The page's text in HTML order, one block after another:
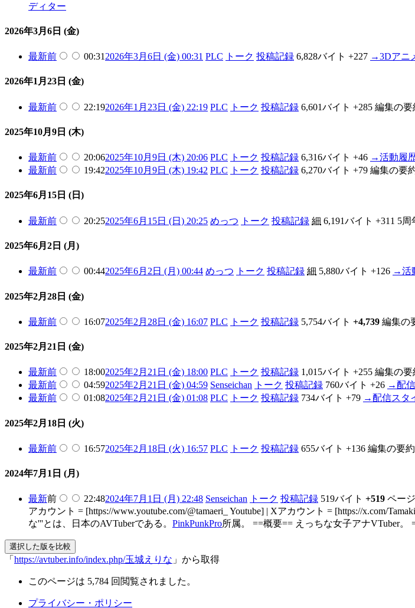
ディター
2026年3月6日 (金)
最新前 00:31 2026年3月6日 (金) 00:31 PLC トーク 投稿記録 6,828バイト +227 →3Dアニ
2026年1月23日 (金)
最新前 22:192026年1月23日 (金) 22:19 PLC トーク 投稿記録 6,601バイト +285 編集の要
2025年10月9日 (木)
最新前 20:062025年10月9日 (木) 20:06 PLC トーク 投稿記録 6,316バイト +46 →活動履
最新前 19:422025年10月9日 (木) 19:42 PLC トーク 投稿記録 6,270バイト +79 編集の要
2025年6月15日 (日)
最新前 20:252025年6月15日 (日) 20:25 めっつ トーク 投稿記録 細 6,191バイト +311 5周
2025年6月2日 (月)
最新前 00:442025年6月2日 (月) 00:44 めっつ トーク 投稿記録 細 5,880バイト +126 →活
2025年2月28日 (金)
最新前 16:072025年2月28日 (金) 16:07 PLC トーク 投稿記録 5,754バイト +4,739 編集の
2025年2月21日 (金)
最新前 18:002025年2月21日 (金) 18:00 PLC トーク 投稿記録 1,015バイト +255 編集の要
最新前 04:592025年2月21日 (金) 04:59 Senseichan トーク 投稿記録 760バイト +26 →配
最新前 01:082025年2月21日 (金) 01:08 PLC トーク 投稿記録 734バイト +79 →配信スタ
2025年2月18日 (火)
最新前 16:572025年2月18日 (火) 16:57 PLC トーク 投稿記録 655バイト +136 編集の要
2024年7月1日 (月)
最新前 22:482024年7月1日 (月) 22:48 Senseichan トーク 投稿記録 519バイト +519 ペー
アカウント = [https://www.youtube.com/@tamaeri_ Youtube] | Xアカウント = [https://x.com/
な'''とは、日本のAVTuberである。 PinkPunkPro所属。 ==概要== えっちな女子アナVTuber。
「 https://avtuber.info/index.php/玉城えりな 」から取得
このページは 5,784 回閲覧されました。
プライバシー・ポリシー